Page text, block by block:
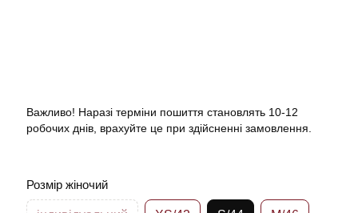
Важливо! Наразі терміни пошиття становлять 10-12
робочих днів, врахуйте це при здійсненні замовлення.
Розмір жіночий